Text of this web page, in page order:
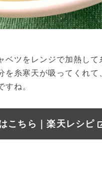
ベツをレンジで加熱し
を糸寒天が吸ってくれて
すね。
こちら｜楽天レシピ